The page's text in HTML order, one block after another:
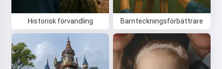
Historisk förvandling Barnteckningsförbättrare